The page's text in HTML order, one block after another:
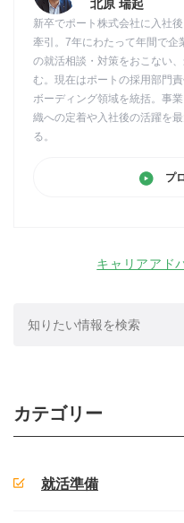
北原 瑞起
新卒でポート株式会社に入社
牽引。7年にわたって年間で企
の就活相談・対策をおこない
む。現在はポートの採用部門
ボーディング領域を統括。事
織への定着や入社後の活躍を
る。
プ
キャリアアド
カテゴリー
就活準備